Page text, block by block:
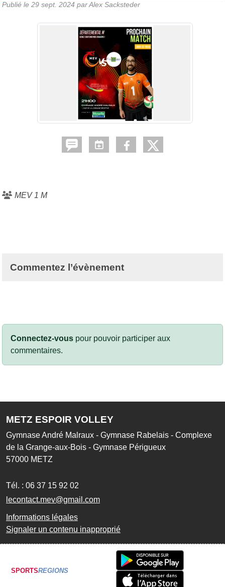
Publié le 29 sept. 2024 par Alex Sacksteder
MEV 1 M
Commentez l’évènement
Connectez-vous pour pouvoir participer aux
commentaires.
METZ ESPOIR VOLLEY
Gymnase André Malraux - Gymnase Rabelais - Complexe
de la Grange-aux-Bois - Gymnase Périgueux
57000 METZ
Tél. : 06 37 15 92 02
lecontact.mev@gmail.com
Informations légales
Signaler un contenu inapproprié
SPORTSREGIONS